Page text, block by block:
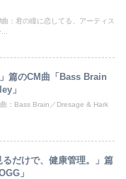
：君の瞳に恋してる、アーティス
篇のCM曲「Bass Brain
」
：Bass Brain／Dresage & Hark
だけで、健康管理。」篇
」